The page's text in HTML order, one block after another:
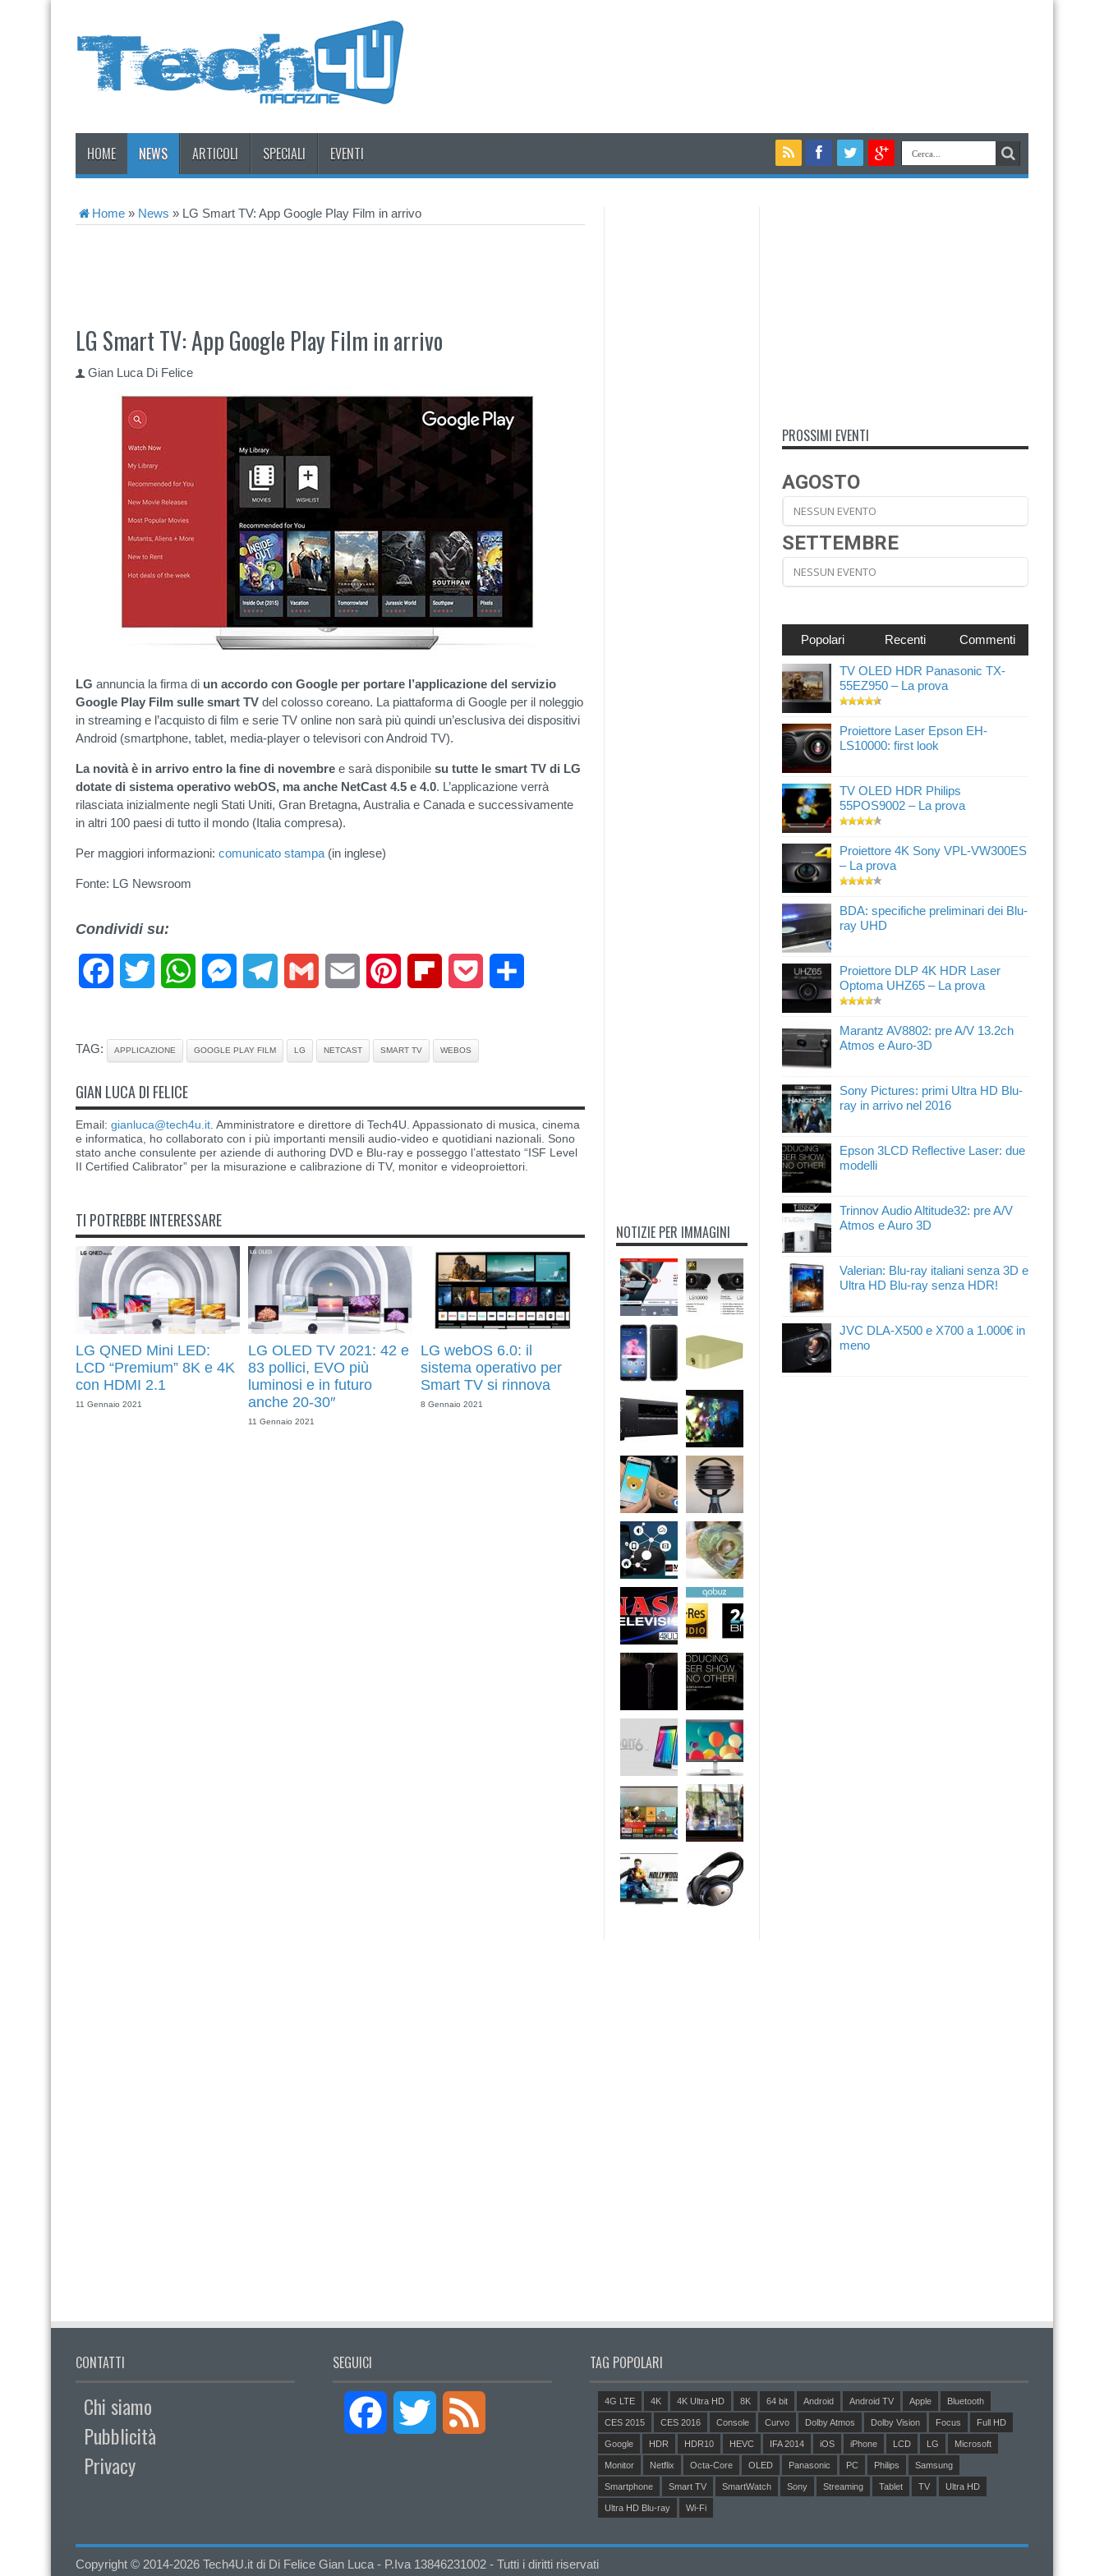
HOME NEWS ARTICOLI SPECIALI EVENTI
Home » News » LG Smart TV: App Google Play Film in arrivo
LG Smart TV: App Google Play Film in arrivo
Gian Luca Di Felice
LG annuncia la firma di un accordo con Google per portare l’applicazione del servizio
Google Play Film sulle smart TV del colosso coreano. La piattaforma di Google per il noleggio
in streaming e l’acquisto di film e serie TV online non sarà più quindi un’esclusiva dei dispositivi
Android (smartphone, tablet, media-player o televisori con Android TV).
La novità è in arrivo entro la fine di novembre e sarà disponibile su tutte le smart TV di LG
dotate di sistema operativo webOS, ma anche NetCast 4.5 e 4.0. L’applicazione verrà
rilasciata inizialmente negli Stati Uniti, Gran Bretagna, Australia e Canada e successivamente
in altri 100 paesi di tutto il mondo (Italia compresa).
Per maggiori informazioni: comunicato stampa (in inglese)
Fonte: LG Newsroom
Condividi su:
FacebookTwitter WhatsAppMessengerTelegramGmail Email Pinterest FlipboardPocket
TAG: APPLICAZIONE GOOGLE PLAY FILM LG NETCAST SMART TV WEBOS
GIAN LUCA DI FELICE
Email: gianluca@tech4u.it . Amministratore e direttore di Tech4U. Appassionato di musica, cinema
e informatica, ho collaborato con i più importanti mensili audio-video e quotidiani nazionali. Sono
stato anche consulente per aziende di authoring DVD e Blu-ray e posseggo l’attestato “ISF Level
II Certified Calibrator” per la misurazione e calibrazione di TV, monitor e videoproiettori.
TI POTREBBE INTERESSARE
LG QNED Mini LED:
LCD “Premium” 8K e 4K
con HDMI 2.1
11 Gennaio 2021
LG OLED TV 2021: 42 e
83 pollici, EVO più
luminosi e in futuro
anche 20-30″
11 Gennaio 2021
LG webOS 6.0: il
sistema operativo per
Smart TV si rinnova
8 Gennaio 2021
NOTIZIE PER IMMAGINI
PROSSIMI EVENTI
AGOSTO
NESSUN EVENTO
SETTEMBRE
NESSUN EVENTO
Popolari Recenti Commenti
TV OLED HDR Panasonic TX-
55EZ950 – La prova
Proiettore Laser Epson EH-
LS10000: first look
TV OLED HDR Philips
55POS9002 – La prova
Proiettore 4K Sony VPL-VW300ES
– La prova
BDA: specifiche preliminari dei Blu-
ray UHD
Proiettore DLP 4K HDR Laser
Optoma UHZ65 – La prova
Marantz AV8802: pre A/V 13.2ch
Atmos e Auro-3D
Sony Pictures: primi Ultra HD Blu-
ray in arrivo nel 2016
Epson 3LCD Reflective Laser: due
modelli
Trinnov Audio Altitude32: pre A/V
Atmos e Auro 3D
Valerian: Blu-ray italiani senza 3D e
Ultra HD Blu-ray senza HDR!
JVC DLA-X500 e X700 a 1.000€ in
meno
CONTATTI
Chi siamo
Pubblicità
Privacy
SEGUICI
Facebook Twitter
TAG POPOLARI
4G LTE 4K 4K Ultra HD 8K 64 bit Android Android TV Apple Bluetooth
CES 2015 CES 2016 Console Curvo Dolby Atmos Dolby Vision Focus Full HD
Google HDR HDR10 HEVC IFA 2014 iOS iPhone LCD LG Microsoft
Monitor Netflix Octa-Core OLED Panasonic PC Philips Samsung
Smartphone Smart TV SmartWatch Sony Streaming Tablet TV Ultra HD
Ultra HD Blu-ray Wi-Fi
Copyright © 2014-2026 Tech4U.it di Di Felice Gian Luca - P.Iva 13846231002 - Tutti i diritti riservati